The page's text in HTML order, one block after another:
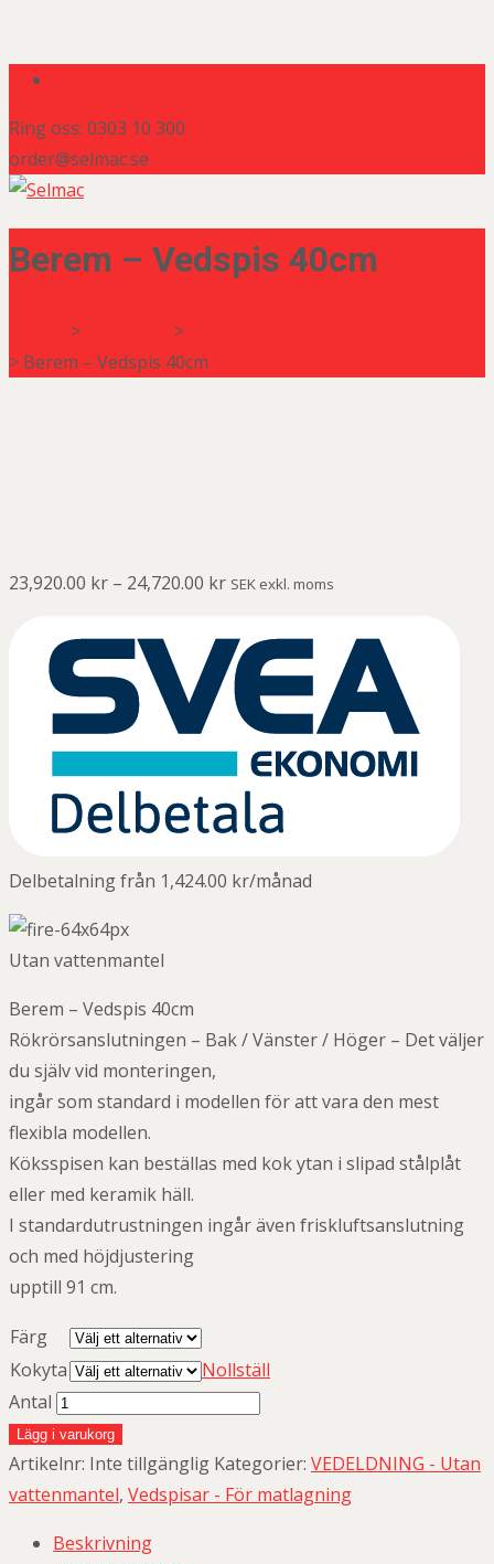
Ring oss: 0303 10 300
order@selmac.se
Berem – Vedspis 40cm
> >
> Berem – Vedspis 40cm
23,920.00 kr – 24,720.00 kr SEK exkl. moms
Delbetalning från 1,424.00 kr/månad
Utan vattenmantel
Berem – Vedspis 40cm
Rökrörsanslutningen – Bak / Vänster / Höger – Det väljer
du själv vid monteringen,
ingår som standard i modellen för att vara den mest
flexibla modellen.
Köksspisen kan beställas med kok ytan i slipad stålplåt
eller med keramik häll.
I standardutrustningen ingår även friskluftsanslutning
och med höjdjustering
upptill 91 cm.
Färg
Kokyta
Nollställ
Antal
Lägg i varukorg
Artikelnr: Inte tillgänglig Kategorier: VEDELDNING - Utan
vattenmantel, Vedspisar - För matlagning
Beskrivning